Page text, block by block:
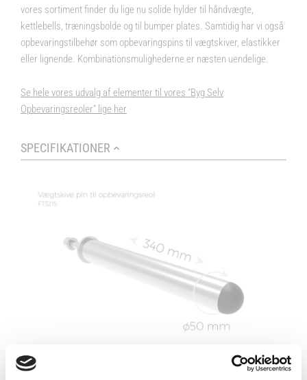
vores sortiment finder du lige nu solide hylder til håndvægte,
kettlebells, træningsbolde og til bumper plates. Samtidig har vi også
opbevaringstilbehør som opbevaringspins til vægtskiver, elastikker
eller lignende. Kombinationsmulighederne er næsten uendelige.
Se hele vores udvalg af elementer til vores “Byg Selv
Opbevaringsreoler” lige her
SPECIFIKATIONER